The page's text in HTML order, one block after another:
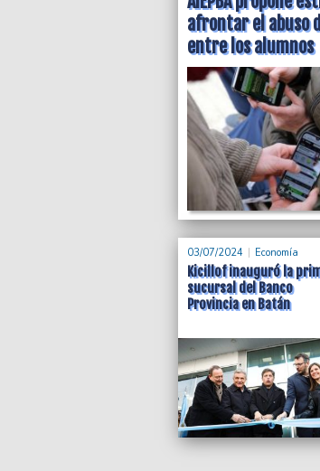
Secretaría
Mar del
afrontar el abuso
entre los alumnos
03/07/2024 Economía
Kicillof inauguró la
sucursal del Banco
Provincia en Batán